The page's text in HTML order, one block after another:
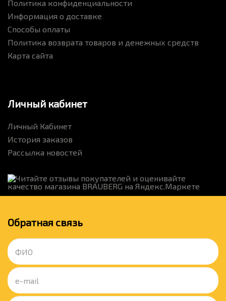
Политика конфиденциальности
Информация о доставке
Способы оплаты
Политика возврата товаров и денежных средств
Карта сайта
Личный кабинет
Личный Кабинет
История заказов
Рассылка новостей
Обратная связь